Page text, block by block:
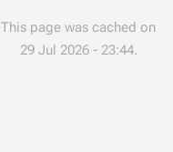
This page was cached on
29 Jul 2026 - 23:44.